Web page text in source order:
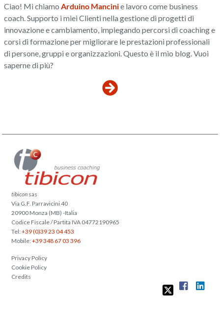
Ciao! Mi chiamo Arduino Mancinie lavoro come business
coach. Supporto i miei Clienti nella gestione di progetti di
innovazione e cambiamento, impiegando percorsi di coaching e
corsi di formazione per migliorare le prestazioni professionali
di persone, gruppi e organizzazioni. Questo è il mio blog. Vuoi
saperne di più?
tibicon sas
Via G.F. Parravicini 40
20900 Monza (MB) -Italia
Codice Fiscale / Partita IVA 04772190965
Tel:+39 (0)39 23 04 453
Mobile:+39 348 67 03 396
Privacy Policy
Cookie Policy
Credits